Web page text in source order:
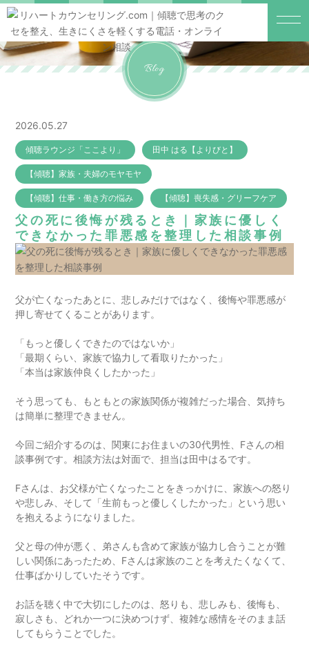
Blog
2026.05.27
傾聴ラウンジ「ここより」 田中 はる【よりびと】
【傾聴】家族・夫婦のモヤモヤ
【傾聴】仕事・働き方の悩み 【傾聴】喪失感・グリーフケア
父の死に後悔が残るとき｜家族に優しく
できなかった罪悪感を整理した相談事例
父が亡くなったあとに、悲しみだけではなく、後悔や罪悪感が
押し寄せてくることがあります。
「もっと優しくできたのではないか」
「最期くらい、家族で協力して看取りたかった」
「本当は家族仲良くしたかった」
そう思っても、もともとの家族関係が複雑だった場合、気持ち
は簡単に整理できません。
今回ご紹介するのは、関東にお住まいの30代男性、Fさんの相
談事例です。相談方法は対面で、担当は田中はるです。
Fさんは、お父様が亡くなったことをきっかけに、家族への怒り
や悲しみ、そして「生前もっと優しくしたかった」という思い
を抱えるようになりました。
父と母の仲が悪く、弟さんも含めて家族が協力し合うことが難
しい関係にあったため、Fさんは家族のことを考えたくなくて、
仕事ばかりしていたそうです。
お話を聴く中で大切にしたのは、怒りも、悲しみも、後悔も、
寂しさも、どれか一つに決めつけず、複雑な感情をそのまま話
してもらうことでした。